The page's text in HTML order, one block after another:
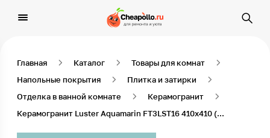
Главная Каталог
Товары для комнат
Напольные покрытия
Плитка и затирки
Отделка в ванной комнате
Керамогранит
Керамогранит Luster Aquamarin FT3LST16 410x410 (11 шт в уп/74 м в пал)